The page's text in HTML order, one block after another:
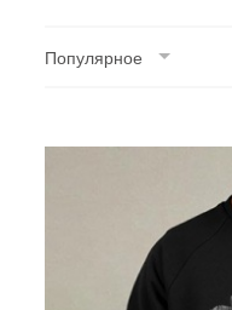
Популярное